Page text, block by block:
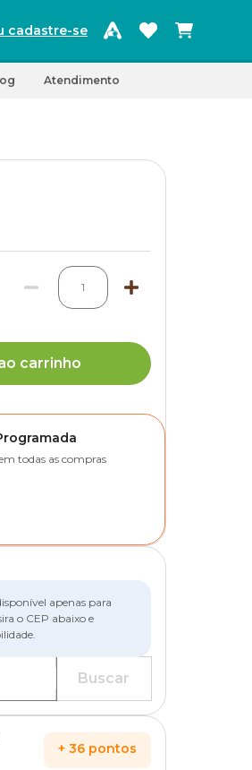
cadastre-se
Atendimento
1
carrinho
todas as compras
apenas para
o CEP abaixo e
Buscar
+ 36 pontos